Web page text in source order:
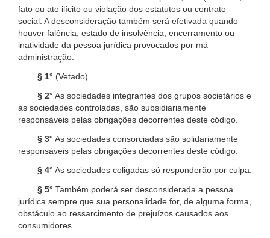
fato ou ato ilícito ou violação dos estatutos ou contrato
social. A desconsideração também será efetivada quando
houver falência, estado de insolvência, encerramento ou
inatividade da pessoa jurídica provocados por má
administração.
§ 1° (Vetado).
§ 2° As sociedades integrantes dos grupos societários e
as sociedades controladas, são subsidiariamente
responsáveis pelas obrigações decorrentes deste código.
§ 3° As sociedades consorciadas são solidariamente
responsáveis pelas obrigações decorrentes deste código.
§ 4° As sociedades coligadas só responderão por culpa.
§ 5° Também poderá ser desconsiderada a pessoa
jurídica sempre que sua personalidade for, de alguma forma,
obstáculo ao ressarcimento de prejuízos causados aos
consumidores.